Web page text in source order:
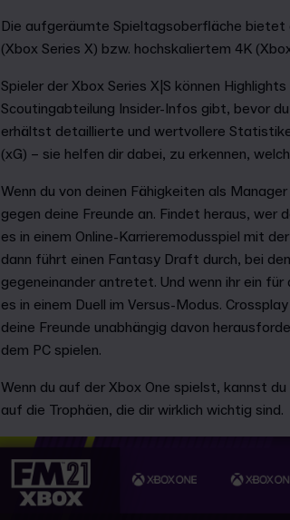
Die aufgeräumte Spieltagsoberfläche bietet
(Xbox Series X) bzw. hochskaliertem 4K
Spieler der Xbox Series X|S können
Scoutingabteilung Insider-Infos gibt, bevor
erhältst detaillierte und wertvollere
(xG) – sie helfen dir dabei, zu erkennen,
Wenn du von deinen Fähigkeiten als
gegen deine Freunde an. Findet heraus, wer
es in einem Online-Karrieremodusspiel mit
dann führt einen Fantasy Draft durch, bei
gegeneinander antretet. Und wenn ihr ein
es in einem Duell im Versus-Modus.
deine Freunde unabhängig davon
dem PC spielen.
Wenn du auf der Xbox One spielst, kannst
auf die Trophäen, die dir wirklich wichtig sind.